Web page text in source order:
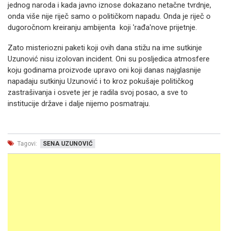
jednog naroda i kada javno iznose dokazano netačne tvrdnje,
onda više nije riječ samo o političkom napadu. Onda je riječ o
dugoročnom kreiranju ambijenta koji 'rađa'nove prijetnje.
Zato misteriozni paketi koji ovih dana stižu na ime sutkinje
Uzunović nisu izolovan incident. Oni su posljedica atmosfere
koju godinama proizvode upravo oni koji danas najglasnije
napadaju sutkinju Uzunović i to kroz pokušaje političkog
zastrašivanja i osvete jer je radila svoj posao, a sve to
institucije države i dalje nijemo posmatraju.
Tagovi: SENA UZUNOVIĆ